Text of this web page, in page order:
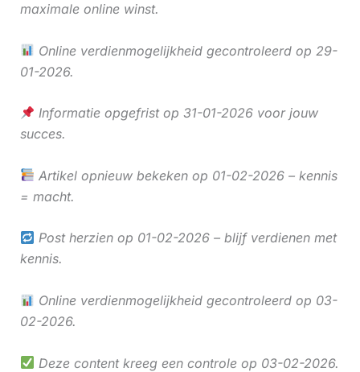
maximale online winst.
Online verdienmogelijkheid gecontroleerd op 29-
01-2026.
Informatie opgefrist op 31-01-2026 voor jouw
succes.
Artikel opnieuw bekeken op 01-02-2026 – kennis
= macht.
Post herzien op 01-02-2026 – blijf verdienen met
kennis.
Online verdienmogelijkheid gecontroleerd op 03-
02-2026.
Deze content kreeg een controle op 03-02-2026.